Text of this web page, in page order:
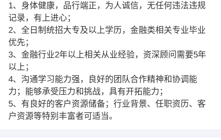
1、身体健康，品行端正，为人诚信，无任何违法违规
记录，有上进心；
2、全日制统招大专及以上学历，金融类相关专业毕业
优先；
3、金融行业2年以上相关从业经验，资深顾问需要5年
以上；
4、沟通学习能力强，良好的团队合作精神和协调能
力；能够承受压力和挑战，具有开拓能力；
5、有良好的客户资源储备；行业背景、任职资历、客
户资源等特别丰富者可适当。